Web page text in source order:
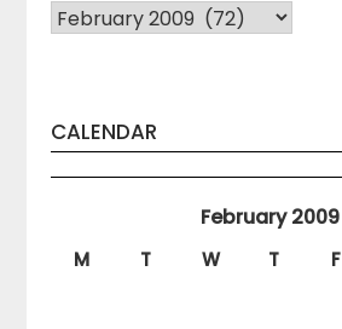
Arhiva
CALENDAR
February 2009
M T W T F